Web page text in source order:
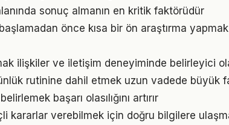
sonuç almanın en kritik faktörüdür
önce kısa bir ön araştırma
ilişkiler ve iletişim deneyiminde belirleyici
rutinine dahil etmek uzun vadede büyük
başarı olasılığını artırır
kararlar verebilmek için doğru bilgilere